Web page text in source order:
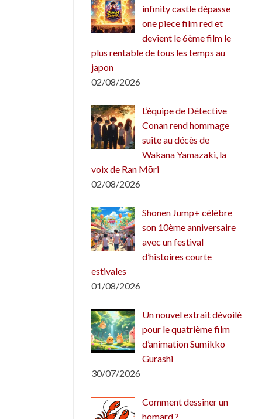
infinity castle dépasse
one piece film red et
devient le 6ème film le
plus rentable de tous les temps au
japon
02/08/2026
L’équipe de Détective
Conan rend hommage
suite au décès de
Wakana Yamazaki, la
voix de Ran Mōri
02/08/2026
Shonen Jump+ célèbre
son 10ème anniversaire
avec un festival
d’histoires courte
estivales
01/08/2026
Un nouvel extrait dévoilé
pour le quatrième film
d’animation Sumikko
Gurashi
30/07/2026
Comment dessiner un
homard ?